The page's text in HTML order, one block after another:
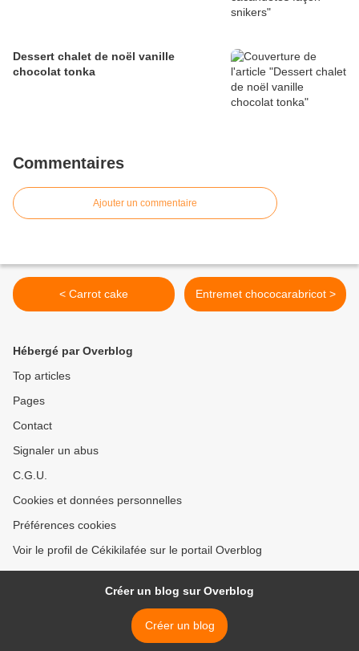
Dessert chalet de noël vanille
chocolat tonka
Commentaires
Ajouter un commentaire
< Carrot cake Entremet chococarabricot >
Hébergé par Overblog
Top articles
Pages
Contact
Signaler un abus
C.G.U.
Cookies et données personnelles
Préférences cookies
Voir le profil de Cékikilafée sur le portail Overblog
Créer un blog sur Overblog
Créer un blog